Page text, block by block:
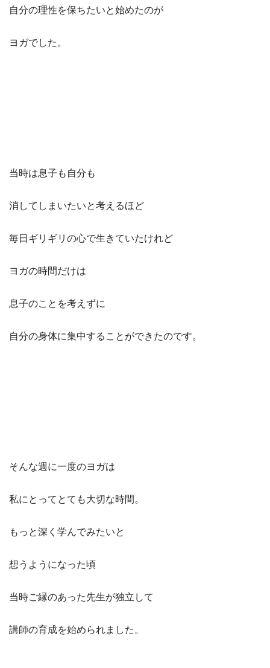
自分の理性を保ちたいと始めたのが
ヨガでした。
当時は息子も自分も
消してしまいたいと考えるほど
毎日ギリギリの心で生きていたけれど
ヨガの時間だけは
息子のことを考えずに
自分の身体に集中することができたのです。
そんな週に一度のヨガは
私にとってとても大切な時間。
もっと深く学んでみたいと
想うようになった頃
当時ご縁のあった先生が独立して
講師の育成を始められました。